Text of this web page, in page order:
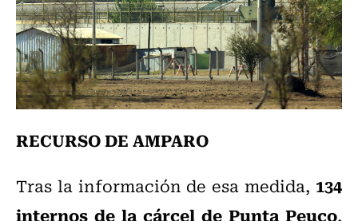
RECURSO DE AMPARO
Tras la información de esa medida, 134
internos de la cárcel de Punta Peuco,